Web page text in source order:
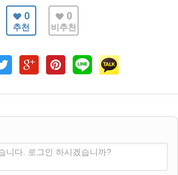
0
추천
0
비추천
니다. 로그인 하시겠습니까?